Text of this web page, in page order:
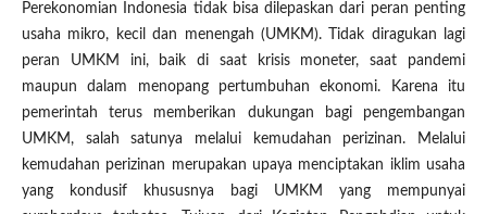
Perekonomian Indonesia tidak bisa dilepaskan dari peran penting
usaha mikro, kecil dan menengah (UMKM). Tidak diragukan lagi
peran UMKM ini, baik di saat krisis moneter, saat pandemi
maupun dalam menopang pertumbuhan ekonomi. Karena itu
pemerintah terus memberikan dukungan bagi pengembangan
UMKM, salah satunya melalui kemudahan perizinan. Melalui
kemudahan perizinan merupakan upaya menciptakan iklim usaha
yang kondusif khususnya bagi UMKM yang mempunyai